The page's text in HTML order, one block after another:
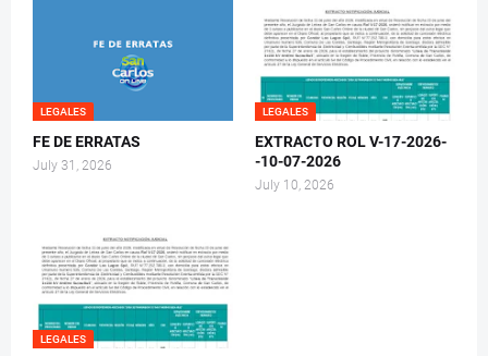
LEGALES
FE DE ERRATAS
July 31, 2026
LEGALES
EXTRACTO ROL V-17-2026-
-10-07-2026
July 10, 2026
LEGALES